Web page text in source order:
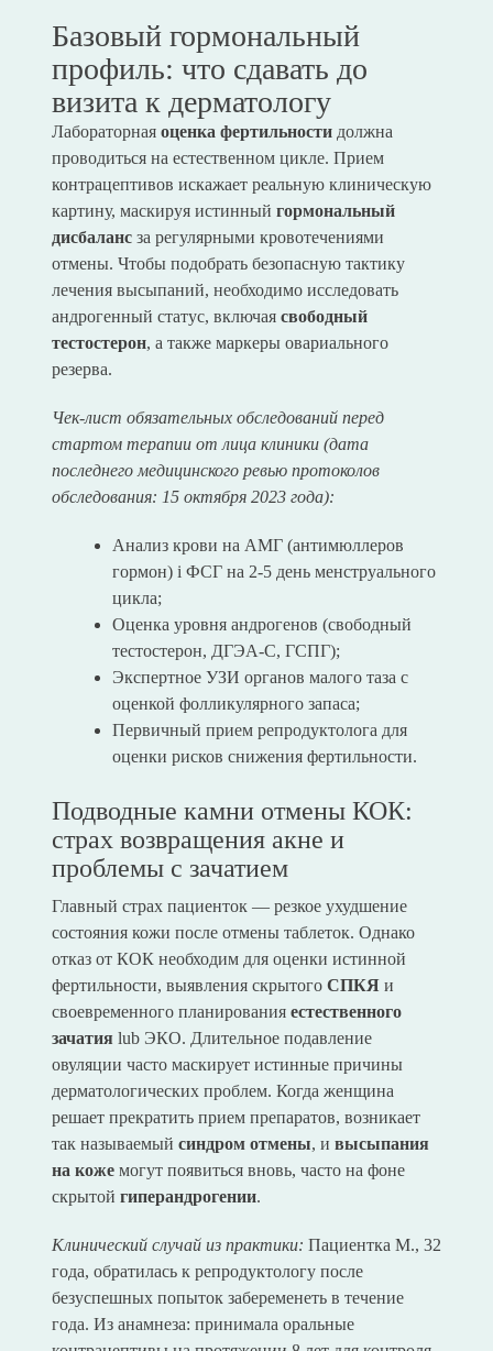
Базовый гормональный
профиль: что сдавать до
визита к дерматологу
Лабораторная оценка фертильностидолжна
проводиться на естественном цикле. Прием
контрацептивов искажает реальную клиническую
картину, маскируя истинный гормональный
дисбалансза регулярными кровотечениями
отмены. Чтобы подобрать безопасную тактику
лечения высыпаний, необходимо исследовать
андрогенный статус, включая свободный
тестостерон, а также маркеры овариального
резерва.
Чек-лист обязательных обследований перед
стартом терапии от лица клиники (дата
последнего медицинского ревью протоколов
обследования: 15 октября 2023 года):
Анализ крови на АМГ (антимюллеров
гормон) i ФСГ на 2-5 день менструального
цикла;
Оценка уровня андрогенов (свободный
тестостерон, ДГЭА-С, ГСПГ);
Экспертное УЗИ органов малого таза с
оценкой фолликулярного запаса;
Первичный прием репродуктолога для
оценки рисков снижения фертильности.
Подводные камни отмены КОК:
страх возвращения акне и
проблемы с зачатием
Главный страх пациенток — резкое ухудшение
состояния кожи после отмены таблеток. Однако
отказ от КОК необходим для оценки истинной
фертильности, выявления скрытого СПКЯи
своевременного планирования естественного
зачатия lub ЭКО. Длительное подавление
овуляции часто маскирует истинные причины
дерматологических проблем. Когда женщина
решает прекратить прием препаратов, возникает
так называемый синдром отмены, и высыпания
на кожемогут появиться вновь, часто на фоне
скрытой гиперандрогении.
Клинический случай из практики: Пациентка М., 32
года, обратилась к репродуктологу после
безуспешных попыток забеременеть в течение
года. Из анамнеза: принимала оральные